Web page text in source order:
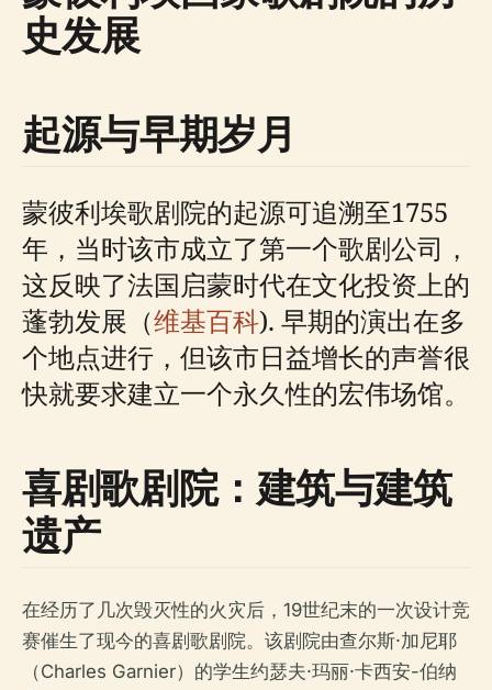
史发展
起源与早期岁月
蒙彼利埃歌剧院的起源可追溯至1755
年，当时该市成立了第一个歌剧公司，
这反映了法国启蒙时代在文化投资上的
蓬勃发展（维基百科). 早期的演出在多
个地点进行，但该市日益增长的声誉很
快就要求建立一个永久性的宏伟场馆。
喜剧歌剧院：建筑与建筑
遗产
在经历了几次毁灭性的火灾后，19世纪末的一次设计竞
赛催生了现今的喜剧歌剧院。该剧院由查尔斯·加尼耶
（Charles Garnier）的学生约瑟夫·玛丽·卡西安-伯纳